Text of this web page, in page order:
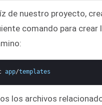
de nuestro proyecto,
comando para
app/templates
los archivos